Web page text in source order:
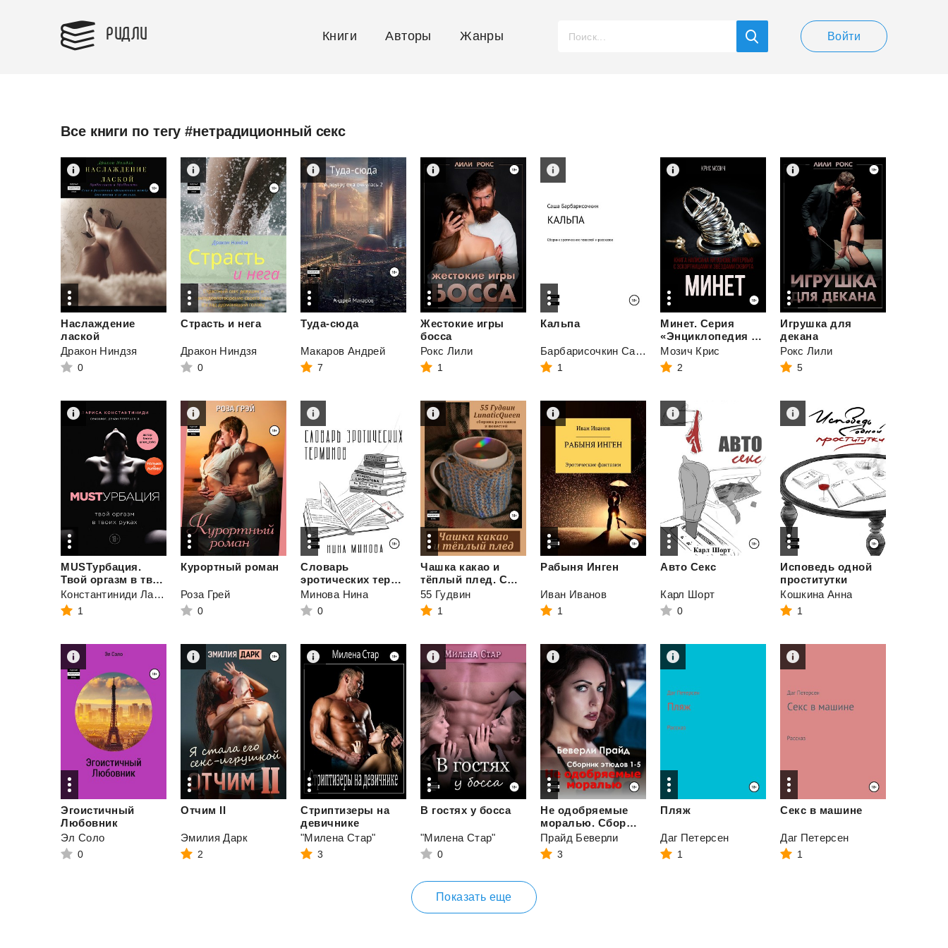
РИДЛИ Книги Авторы Жанры Войти
Все книги по тегу #нетрадиционный секс
Наслаждение
лаской
Дракон Ниндзя
0
Страсть и нега
Дракон Ниндзя
0
Туда-сюда
Макаров Андрей
7
Жестокие игры
босса
Рокс Лили
1
Кальпа
Барбарисочкин Саша
1
Минет. Серия
«Энциклопедия секса»
Мозич Крис
2
Игрушка для
декана
Рокс Лили
5
MUSTурбация.
Твой оргазм в твоих руках
Константиниди Лариса
1
Курортный роман
Роза Грей
0
Словарь
эротических терминов
Минова Нина
0
Чашка какао и
тёплый плед. Сборник рассказов и повестей
55 Гудвин
1
Рабыня Инген
Иван Иванов
1
Авто Секс
Карл Шорт
0
Исповедь одной
проститутки
Кошкина Анна
1
Эгоистичный
Любовник
Эл Соло
0
Отчим II
Эмилия Дарк
2
Стриптизеры на
девичнике
"Милена Стар"
3
В гостях у босса
"Милена Стар"
0
Не одобряемые
моралью. Сборник этюдов 1-5
Прайд Беверли
3
Пляж
Даг Петерсен
1
Секс в машине
Даг Петерсен
1
Показать еще